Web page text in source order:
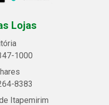
Lojas
1000
8383
Itapemirim